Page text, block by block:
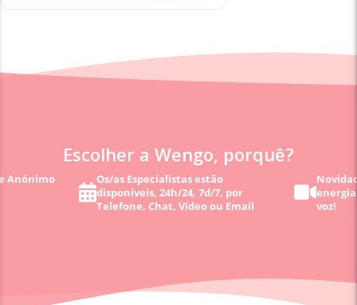
Escolher a Wengo, porquê?
Anónimo
Os/as Especialistas estão
disponíveis, 24h/24, 7d/7, por
Telefone, Chat, Vídeo ou Email
voz!